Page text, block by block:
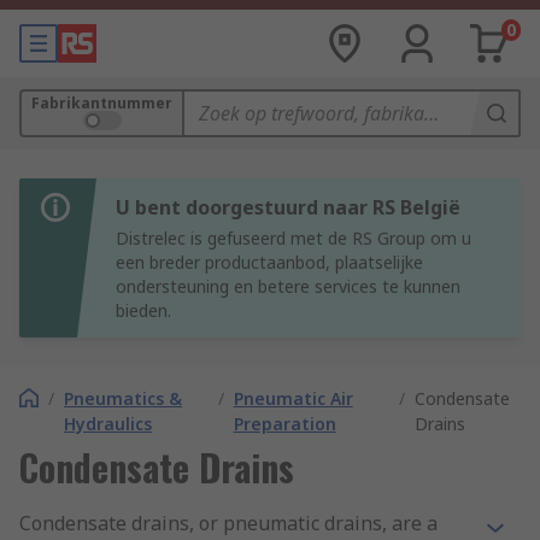
0
Fabrikantnummer
U bent doorgestuurd naar RS België
Distrelec is gefuseerd met de RS Group om u
een breder productaanbod, plaatselijke
ondersteuning en betere services te kunnen
bieden.
/ Pneumatics &
Hydraulics
/ Pneumatic Air
Preparation
/ Condensate
Drains
Condensate Drains
Condensate drains, or pneumatic drains, are a